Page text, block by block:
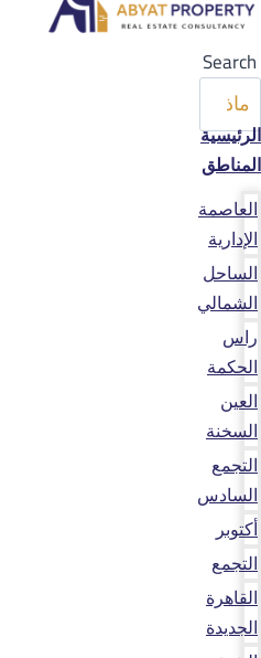
Search
الرئيسية
المناطق
العاصمة
الإدارية
الساحل
الشمالي
راس
الحكمة
العين
السخنة
التجمع
السادس
أكتوبر
التجمع
القاهرة
الجديدة